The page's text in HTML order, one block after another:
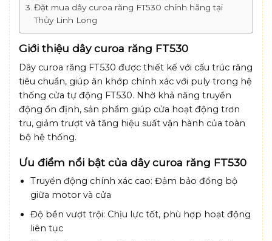
Đặt mua dây curoa răng FT530 chính hãng tại
Thủy Linh Long
Giới thiệu dây curoa răng FT530
Dây curoa răng FT530 được thiết kế với cấu trúc răng
tiêu chuẩn, giúp ăn khớp chính xác với puly trong hệ
thống cửa tự động FT530. Nhờ khả năng truyền
động ổn định, sản phẩm giúp cửa hoạt động trơn
tru, giảm trượt và tăng hiệu suất vận hành của toàn
bộ hệ thống.
Ưu điểm nổi bật của dây curoa răng FT530
Truyền động chính xác cao: Đảm bảo đồng bộ
giữa motor và cửa
Độ bền vượt trội: Chịu lực tốt, phù hợp hoạt động
liên tục